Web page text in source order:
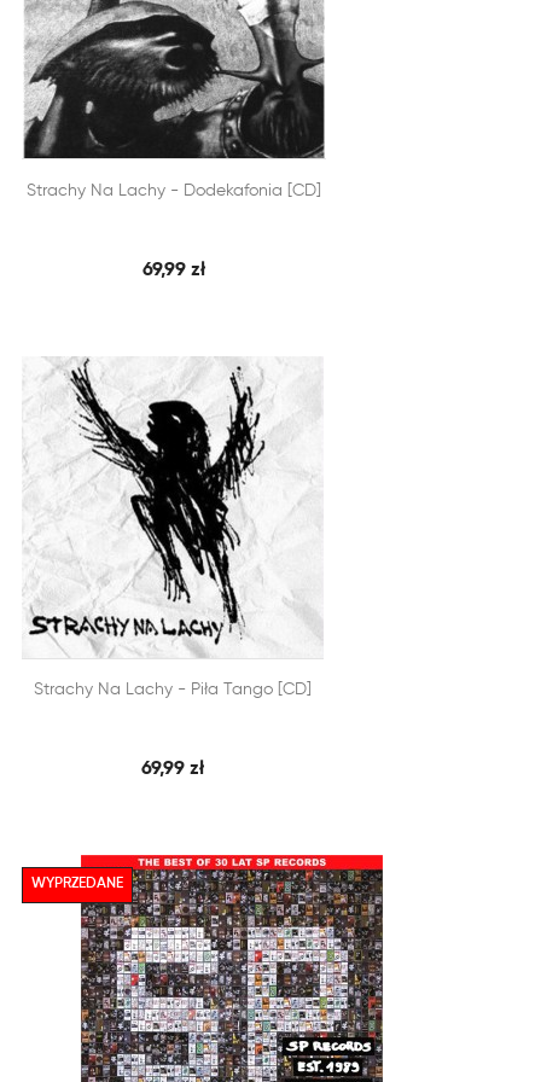
DODAJ DO KOSZYKA
SZYBKI PODGLĄD
Strachy Na Lachy - Dodekafonia [CD]
69,99 zł
DODAJ DO KOSZYKASZYBKI PODGLĄD
Strachy Na Lachy - Piła Tango [CD]
69,99 zł
WYPRZEDANE